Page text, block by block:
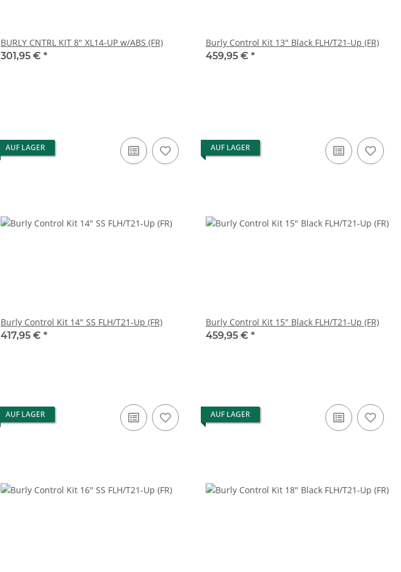
BURLY CNTRL KIT 8" XL14-UP w/ABS (FR)
301,95 € *
Burly Control Kit 13" Black FLH/T21-Up (FR)
459,95 € *
AUF LAGER
Burly Control Kit 14" SS FLH/T21-Up (FR)
417,95 € *
AUF LAGER
Burly Control Kit 15" Black FLH/T21-Up (FR)
459,95 € *
AUF LAGER AUF LAGER